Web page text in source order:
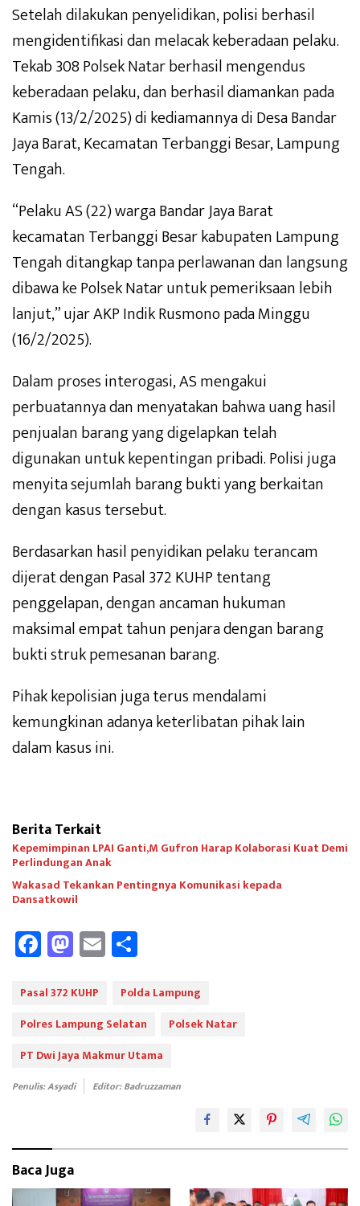
Setelah dilakukan penyelidikan, polisi berhasil
mengidentifikasi dan melacak keberadaan pelaku.
Tekab 308 Polsek Natar berhasil mengendus
keberadaan pelaku, dan berhasil diamankan pada
Kamis (13/2/2025) di kediamannya di Desa Bandar
Jaya Barat, Kecamatan Terbanggi Besar, Lampung
Tengah.
“Pelaku AS (22) warga Bandar Jaya Barat
kecamatan Terbanggi Besar kabupaten Lampung
Tengah ditangkap tanpa perlawanan dan langsung
dibawa ke Polsek Natar untuk pemeriksaan lebih
lanjut,” ujar AKP Indik Rusmono pada Minggu
(16/2/2025).
Dalam proses interogasi, AS mengakui
perbuatannya dan menyatakan bahwa uang hasil
penjualan barang yang digelapkan telah
digunakan untuk kepentingan pribadi. Polisi juga
menyita sejumlah barang bukti yang berkaitan
dengan kasus tersebut.
Berdasarkan hasil penyidikan pelaku terancam
dijerat dengan Pasal 372 KUHP tentang
penggelapan, dengan ancaman hukuman
maksimal empat tahun penjara dengan barang
bukti struk pemesanan barang.
Pihak kepolisian juga terus mendalami
kemungkinan adanya keterlibatan pihak lain
dalam kasus ini.
Berita Terkait
Kepemimpinan LPAI Ganti,M Gufron Harap Kolaborasi Kuat Demi
Perlindungan Anak
Wakasad Tekankan Pentingnya Komunikasi kepada
Dansatkowil
Fa
ce
b
oo
k
M
as
to
d
o
n
E
m
ail e
Pasal 372 KUHP
Polda Lampung
Polres Lampung Selatan
Polsek Natar
PT Dwi Jaya Makmur Utama
Penulis: Asyadi Editor: Badruzzaman
Baca Juga